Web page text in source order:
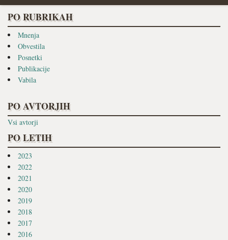
PO RUBRIKAH
Mnenja
Obvestila
Posnetki
Publikacije
Vabila
PO AVTORJIH
Vsi avtorji
PO LETIH
2023
2022
2021
2020
2019
2018
2017
2016